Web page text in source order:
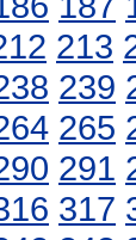
213
239
265
291
317